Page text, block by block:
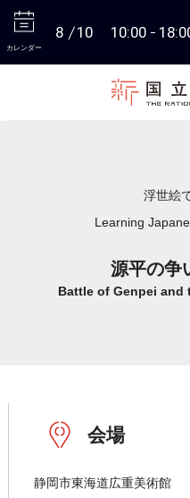
カレンダー
8 10 10:00
浮世絵
Learning
源平の争
Battle of Genpei and
会場
静岡市東海道広重美術館